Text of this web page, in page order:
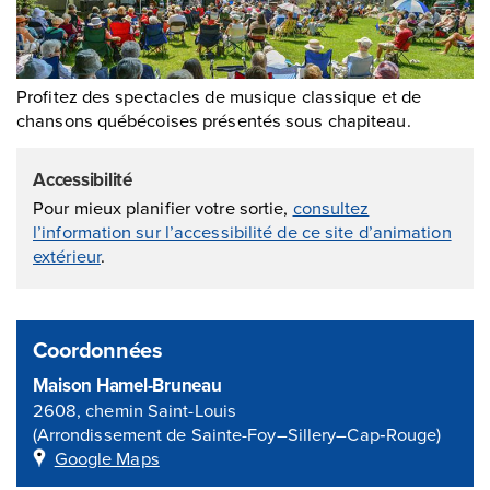
Profitez des spectacles de musique classique et de
chansons québécoises présentés sous chapiteau.
Accessibilité
Pour mieux planifier votre sortie, consultez
l’information sur l’accessibilité de ce site d’animation
extérieur.
Coordonnées
Maison Hamel-Bruneau
2608, chemin Saint-Louis
(Arrondissement de Sainte-Foy–Sillery–Cap‑Rouge)
Google Maps